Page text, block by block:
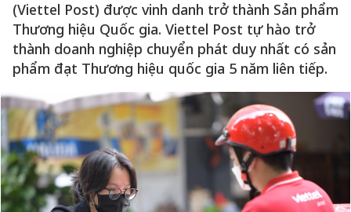
(Viettel Post) được vinh danh trở thành Sản phẩm
Thương hiệu Quốc gia. Viettel Post tự hào trở
thành doanh nghiệp chuyển phát duy nhất có sản
phẩm đạt Thương hiệu quốc gia 5 năm liên tiếp.